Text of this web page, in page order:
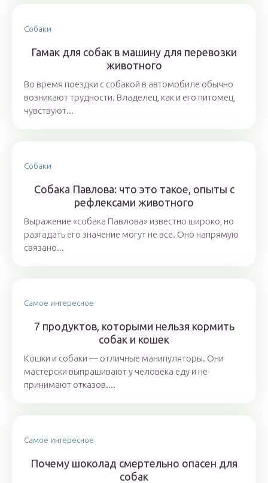
Собаки
Гамак для собак в машину для перевозки
животного
Во время поездки с собакой в автомобиле обычно
возникают трудности. Владелец, как и его питомец,
чувствуют...
Собаки
Собака Павлова: что это такое, опыты с
рефлексами животного
Выражение «собака Павлова» известно широко, но
разгадать его значение могут не все. Оно напрямую
связано...
Самое интересное
7 продуктов, которыми нельзя кормить
собак и кошек
Кошки и собаки ― отличные манипуляторы. Они
мастерски выпрашивают у человека еду и не
принимают отказов....
Самое интересное
Почему шоколад смертельно опасен для
собак